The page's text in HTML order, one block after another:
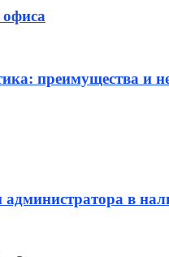
преимущества и
в